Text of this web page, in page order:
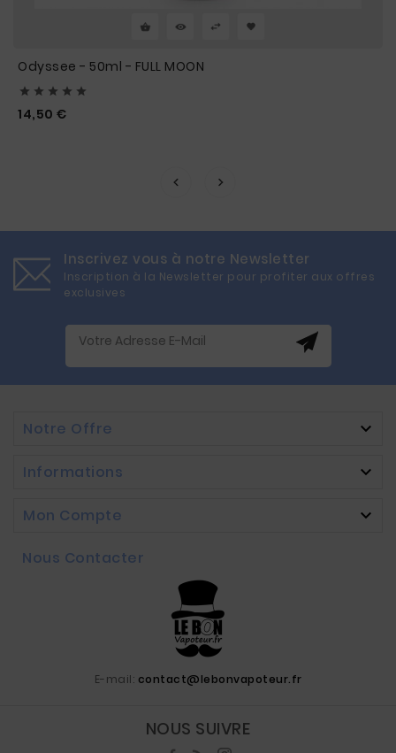
Odyssee - 50ml - FULL MOON
    
14,50 €
Inscrivez vous à notre Newsletter
Inscription à la Newsletter pour profiter aux offres
exclusives
Notre Offre 
Informations 
Mon Compte 
Nous Contacter
E-mail: contact@lebonvapoteur.fr
NOUS SUIVRE